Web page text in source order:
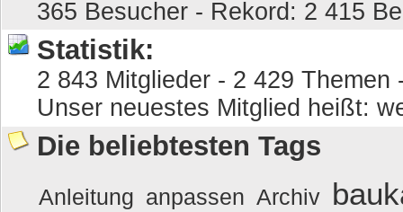
365 Besucher - Rekord: 2 415
Statistik:
2 843 Mitglieder - 2 429
Unser neuestes Mitglied heißt:
Die beliebtesten Tags
Anleitung anpassen Archiv